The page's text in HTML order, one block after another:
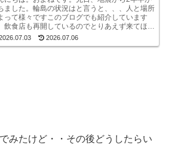
ました。輪島の状況はと言うと、、、人と場所
って様々ですこのブログでも紹介しています
飲食店も再開しているのでとりあえず来てほし
す。宿泊施設は少な目ですが、、、参考サイト
2026.07.06
みたけど・・その後どうしたらい